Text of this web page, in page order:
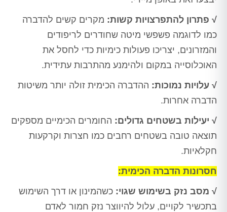
√ פתרון להתפרצויות קשות: מקרים קשים להדברה
כמו לדוגמה פשפשי מיטה שחודרים לריפודים
והמזרונים, יצריכו פעולות כימיות כדי לחסל את
האוכלוסייה במקום ולהימנע מהתרבות עתידית.
√ עלויות נמוכות: ההדברה הכימית זולה יותר משיטות
הדברה אחרות.
√ יעילות בשטחים גדולים: החומרים הכימיים מספקים
תוצאה טובה בשטחים רחבים כמו חצרות וקרקעות
חקלאיות.
חסרונות הדברה הכימית:
√ מסב נזק בשימוש שגוי: כשהמינון או דרך השימוש
בתכשיר לקויים, עלול להיווצר נזק חמור לאדם